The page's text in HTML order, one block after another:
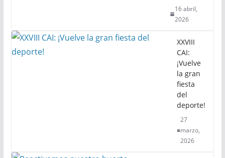
16 abril,
2026
XXVIII
CAI:
¡Vuelve
la gran
fiesta
del
deporte!
27
marzo,
2026